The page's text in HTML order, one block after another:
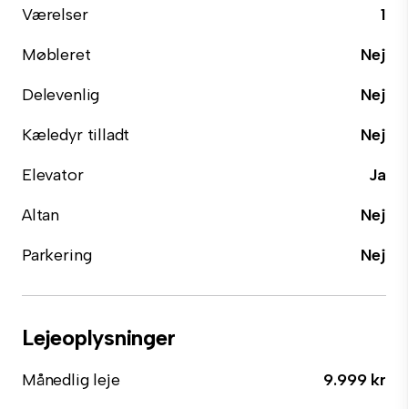
Værelser
1
Møbleret
Nej
Delevenlig
Nej
Kæledyr tilladt
Nej
Elevator
Ja
Altan
Nej
Parkering
Nej
Lejeoplysninger
Månedlig leje
9.999 kr